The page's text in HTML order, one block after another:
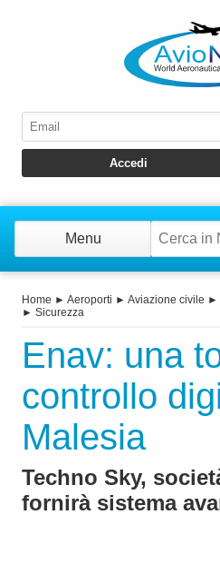
Menu
Home ► Aeroporti ► Aviazione civile ►
► Sicurezza
Enav: una
controllo
Malesia
Techno Sky,
fornirà sistema